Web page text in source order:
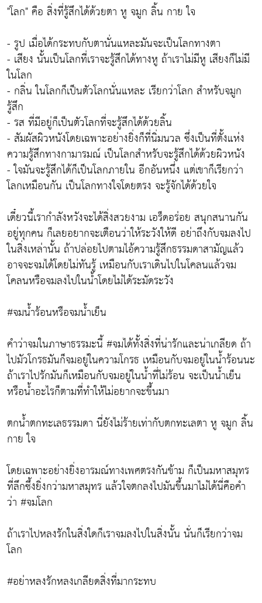
"โลก" คือ สิ่งที่รู้สึกได้ด้วยตา หู จมูก ลิ้น กาย ใจ
- รูป เมื่อได้กระทบกับตานั่นแหละมันจะเป็นโลกทางตา
- เสียง นั้นเป็นโลกที่เราจะรู้สึกได้ทางหู ถ้าเราไม่มีหู เสียงก็ไม่มี
ในโลก
- กลิ่น ในโลกก็เป็นตัวโลกนั่นแหละ เรียกว่าโลก สำหรับจมูก
รู้สึก
- รส ที่มีอยู่ก็เป็นตัวโลกที่จะรู้สึกได้ด้วยลิ้น
- สัมผัสผิวหนังโดยเฉพาะอย่างยิ่งก็ที่นิ่มนวล ซึ่งเป็นที่ตั้งแห่ง
ความรู้สึกทางกามารมณ์ เป็นโลกสำหรับจะรู้สึกได้ด้วยผิวหนัง
- ใจมันจะรู้สึกได้ก็เป็นโลกภายใน อีกอันหนึ่ง แต่เขาก็เรียกว่า
โลกเหมือนกัน เป็นโลกทางใจโดยตรง จะรู้จักได้ด้วยใจ
เดี๋ยวนี้เรากำลังหวังจะได้สิ่งสวยงาม เอร็ดอร่อย สนุกสนานกัน
อยู่ทุกคน ก็เลยอยากจะเตือนว่าให้ระวังให้ดี อย่าถึงกับจมลงไป
ในสิ่งเหล่านั้น ถ้าปล่อยไปตามไอ้ความรู้สึกธรรมดาสามัญแล้ว
อาจจะจมได้โดยไม่ทันรู้ เหมือนกับเราเดินไปในโคลนแล้วจม
โคลนหรือจมลงไปในน้ำโดยไม่ได้ระมัดระวัง
#จมน้ำร้อนหรือจมน้ำเย็น
คำว่าจมในภาษาธรรมะนี้ #จมได้ทั้งสิ่งที่น่ารักและน่าเกลียด ถ้า
ไปมัวโกรธมันก็จมอยู่ในความโกรธ เหมือนกับจมอยู่ในน้ำร้อนนะ
ถ้าเราไปรักมันก็เหมือนกับจมอยู่ในน้ำที่ไม่ร้อน จะเป็นน้ำเย็น
หรือน้ำอะไรก็ตามที่ทำให้ไม่อยากจะขึ้นมา
ตกน้ำตกทะเลธรรมดา นี่ยังไม่ร้ายเท่ากับตกทะเลตา หู จมูก ลิ้น
กาย ใจ
โดยเฉพาะอย่างยิ่งอารมณ์ทางเพศตรงกันข้าม ก็เป็นมหาสมุทร
ที่ลึกซึ้งยิ่งกว่ามหาสมุทร แล้วใจตกลงไปมันขึ้นมาไม่ได้นี่คือคำ
ว่า #จมโลก
ถ้าเราไปหลงรักในสิ่งใดก็เราจมลงไปในสิ่งนั้น นั่นก็เรียกว่าจม
โลก
#อย่าหลงรักหลงเกลียดสิ่งที่มากระทบ